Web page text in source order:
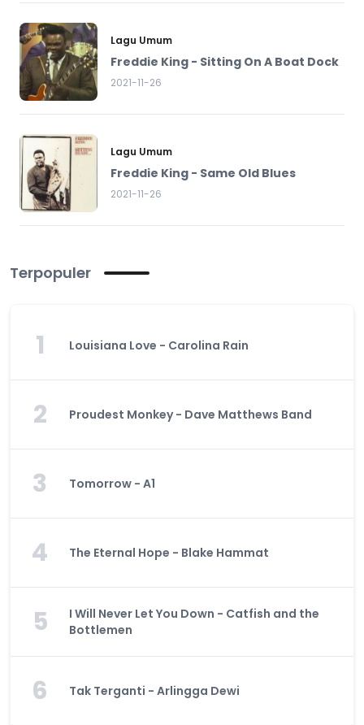
Lagu Umum
Freddie King - Sitting On A Boat Dock
2021-11-26
Lagu Umum
Freddie King - Same Old Blues
2021-11-26
Terpopuler
1 Louisiana Love - Carolina Rain
2 Proudest Monkey - Dave Matthews Band
3 Tomorrow - A1
4 The Eternal Hope - Blake Hammat
5
I Will Never Let You Down - Catfish and the
Bottlemen
6 Tak Terganti - Arlingga Dewi